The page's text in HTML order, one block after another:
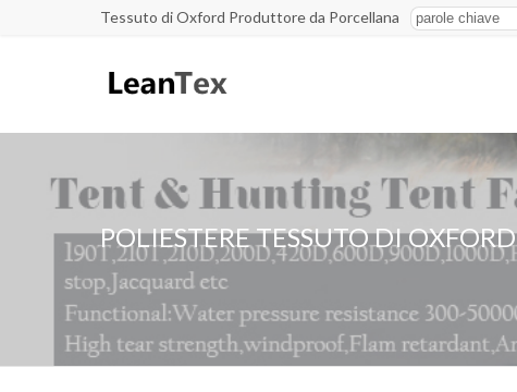
Tessuto di Oxford Produttore da Porcellana
POLIESTERE TESSUTO DI OXFORD